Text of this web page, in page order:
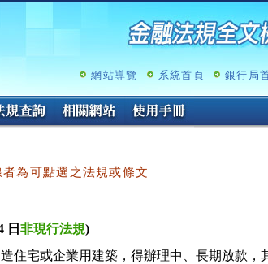
跳
容
網站導覽 系統首頁 銀行局
為可點選之法規或條文
日 非現行法規)
住宅或企業用建築，得辦理中、長期放款，